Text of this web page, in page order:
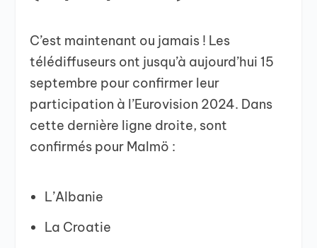
C’est maintenant ou jamais ! Les
télédiffuseurs ont jusqu’à aujourd’hui 15
septembre pour confirmer leur
participation à l’Eurovision 2024. Dans
cette dernière ligne droite, sont
confirmés pour Malmö :
L’Albanie
La Croatie